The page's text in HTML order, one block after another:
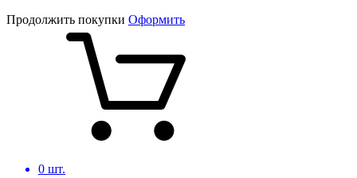
Продолжить покупки Оформить
0 шт.